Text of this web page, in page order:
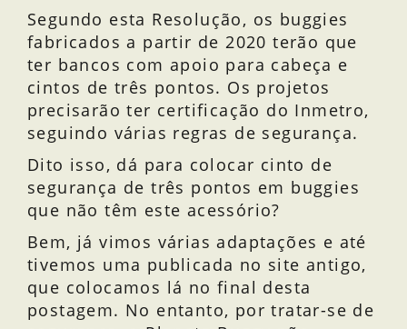
Segundo esta Resolução, os buggies
fabricados a partir de 2020 terão que
ter bancos com apoio para cabeça e
cintos de três pontos. Os projetos
precisarão ter certificação do Inmetro,
seguindo várias regras de segurança.
Dito isso, dá para colocar cinto de
segurança de três pontos em buggies
que não têm este acessório?
Bem, já vimos várias adaptações e até
tivemos uma publicada no site antigo,
que colocamos lá no final desta
postagem. No entanto, por tratar-se de